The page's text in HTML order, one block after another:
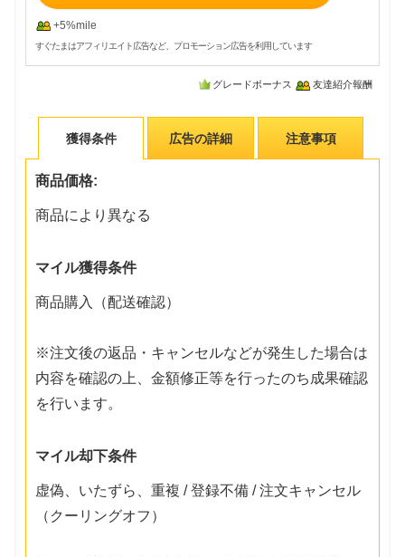
+5%mile
すぐたまはアフィリエイト広告など、プロモーション広告を利用しています
グレードボーナス 友達紹介報酬
獲得条件 広告の詳細 注意事項
商品価格:
商品により異なる
マイル獲得条件
商品購入（配送確認）
※注文後の返品・キャンセルなどが発生した場合は
内容を確認の上、金額修正等を行ったのち成果確認
を行います。
マイル却下条件
虚偽、いたずら、重複 / 登録不備 / 注文キャンセル
（クーリングオフ）